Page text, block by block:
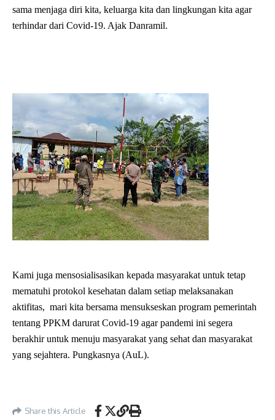
sama menjaga diri kita, keluarga kita dan lingkungan kita agar
terhindar dari Covid-19. Ajak Danramil.
Kami juga mensosialisasikan kepada masyarakat untuk tetap
mematuhi protokol kesehatan dalam setiap melaksanakan
aktifitas, mari kita bersama mensukseskan program pemerintah
tentang PPKM darurat Covid-19 agar pandemi ini segera
berakhir untuk menuju masyarakat yang sehat dan masyarakat
yang sejahtera. Pungkasnya (AuL).
Share this Article